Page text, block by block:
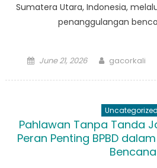
Sumatera Utara, Indonesia,
penanggulangan
Posted
June 21, 2026 Author
gacorkali
Uncategorized
Pahlawan Tanpa Tanda
Peran Penting BPBD
Bencana